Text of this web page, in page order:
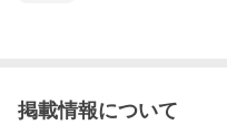
掲載情報について